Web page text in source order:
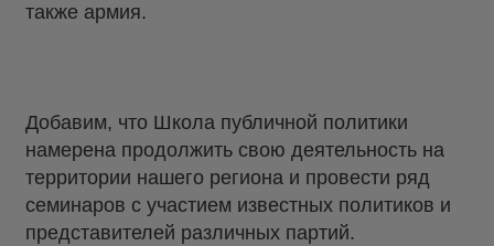
также армия.
Добавим, что Школа публичной политики
намерена продолжить свою деятельность на
территории нашего региона и провести ряд
семинаров с участием известных политиков и
представителей различных партий.